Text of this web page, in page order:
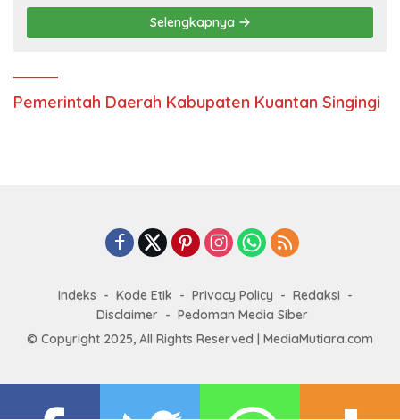
Selengkapnya
Pemerintah Daerah Kabupaten Kuantan Singingi
Indeks Kode Etik Privacy Policy
Redaksi
Disclaimer
Pedoman Media Siber
© Copyright 2025, All Rights Reserved | MediaMutiara.com